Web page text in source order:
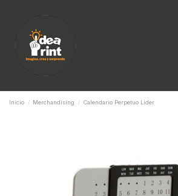
Inicio Merchandising Calendario Perpetuo Lider